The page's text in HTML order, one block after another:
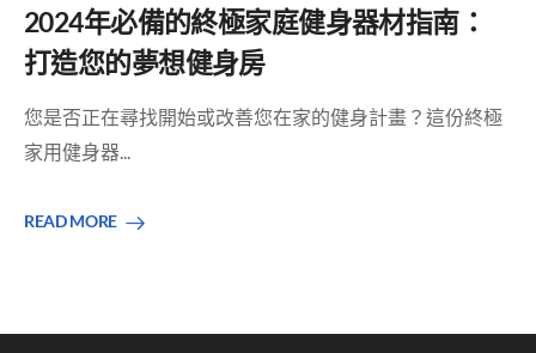
2024年必備的終極家庭健身器材指南：
打造您的夢想健身房
您是否正在尋找開始或改善您在家的健身計畫？這份終極
家用健身器...
READ MORE